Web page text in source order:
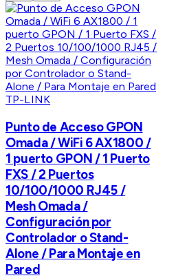
TP-LINK
Punto de Acceso GPON
Omada / WiFi 6 AX1800 /
1 puerto GPON / 1 Puerto
FXS / 2 Puertos
10/100/1000 RJ45 /
Mesh Omada /
Configuración por
Controlador o Stand-
Alone / Para Montaje en
Pared